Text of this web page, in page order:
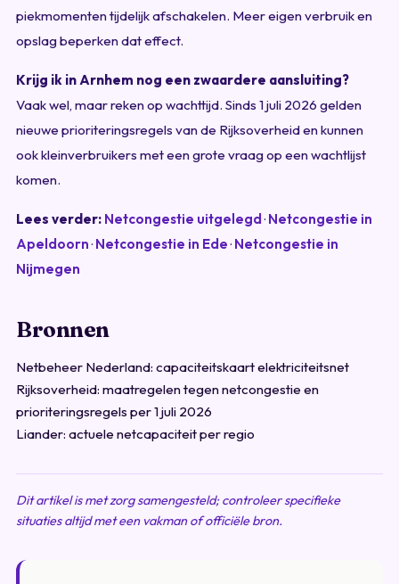
piekmomenten tijdelijk afschakelen. Meer eigen verbruik en
opslag beperken dat effect.
Krijg ik in Arnhem nog een zwaardere aansluiting?
Vaak wel, maar reken op wachttijd. Sinds 1 juli 2026 gelden
nieuwe prioriteringsregels van de Rijksoverheid en kunnen
ook kleinverbruikers met een grote vraag op een wachtlijst
komen.
Lees verder: Netcongestie uitgelegd· Netcongestie in
Apeldoorn· Netcongestie in Ede· Netcongestie in
Nijmegen
Bronnen
Netbeheer Nederland: capaciteitskaart elektriciteitsnet
Rijksoverheid: maatregelen tegen netcongestie en
prioriteringsregels per 1 juli 2026
Liander: actuele netcapaciteit per regio
Dit artikel is met zorg samengesteld; controleer specifieke
situaties altijd met een vakman of officiële bron.